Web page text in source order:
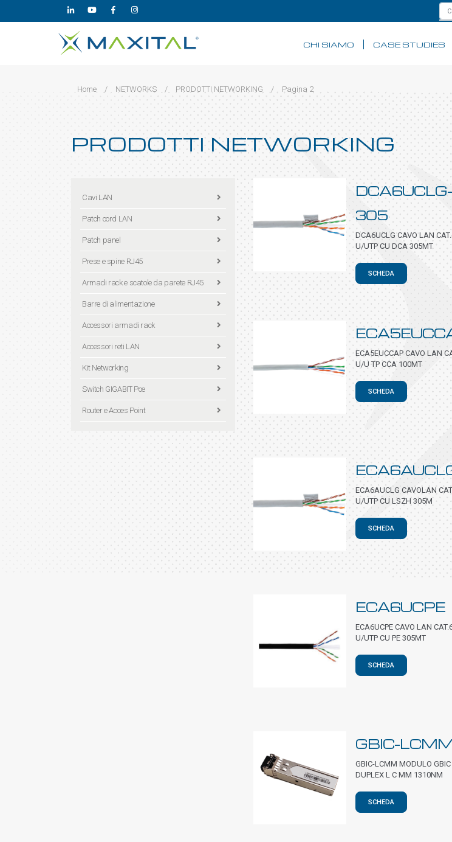
CHI SIAMO CASE STUDIES
Home / NETWORKS / PRODOTTI NETWORKING / Pagina 2
PRODOTTI NETWORKING
Cavi LAN
Patch cord LAN
Patch panel
Prese e spine RJ45
Armadi rack e scatole da parete RJ45
Barre di alimentazione
Accessori armadi rack
Accessori reti LAN
Kit Networking
Switch GIGABIT Poe
Router e Acces Point
DCA6UCLG-
305
DCA6UCLG CAVO LAN
U/UTP CU DCA 305MT
SCHEDA
ECA5EUCCAP CAVO LAN
U/U TP CCA 100MT
SCHEDA
ECA6AUCLG CAVOLAN
U/UTP CU LSZH 305M
SCHEDA
ECA6UCPE
ECA6UCPE CAVO LAN
U/UTP CU PE 305MT
SCHEDA
GBIC-
GBIC-LCMM MODULO GBIC
DUPLEX L C MM 1310NM
SCHEDA